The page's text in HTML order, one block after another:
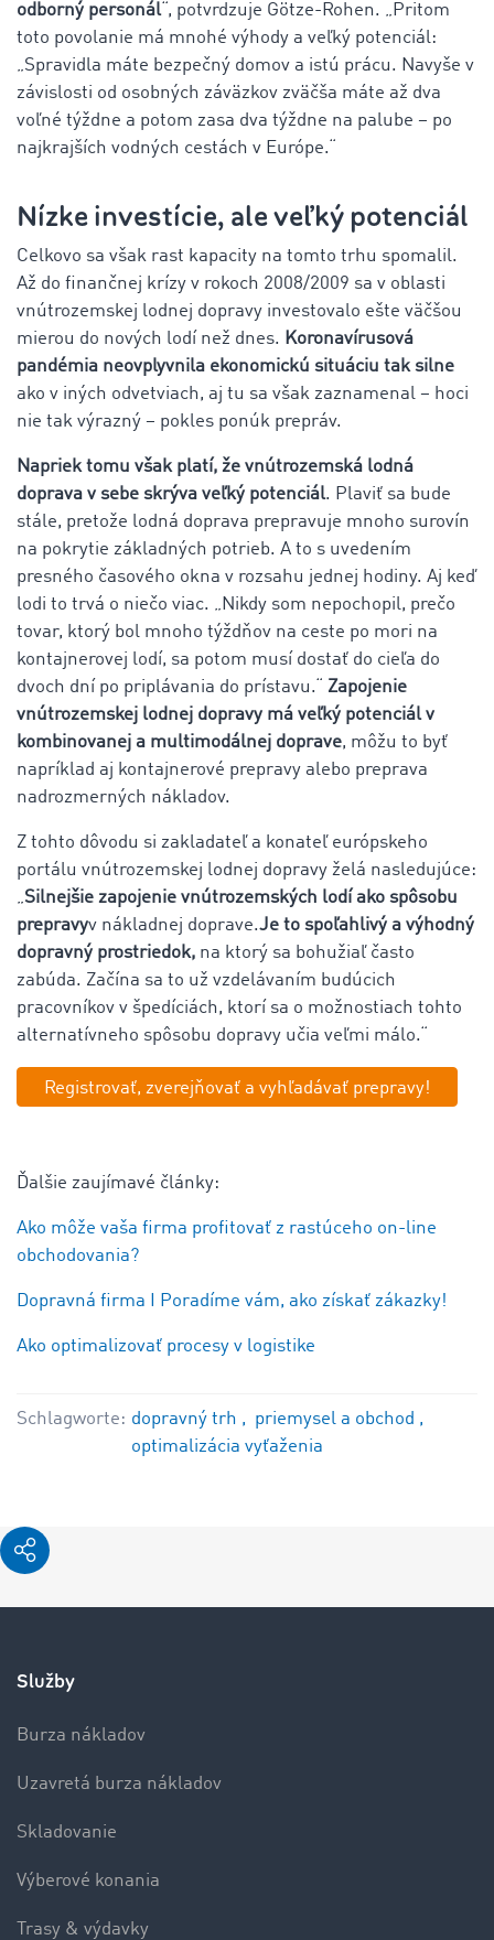
odborný personál“, potvrdzuje Götze-Rohen. „Pritom
toto povolanie má mnohé výhody a veľký potenciál:
„Spravidla máte bezpečný domov a istú prácu. Navyše v
závislosti od osobných záväzkov zväčša máte až dva
voľné týždne a potom zasa dva týždne na palube – po
najkrajších vodných cestách v Európe.“
Nízke investície, ale veľký potenciál
Celkovo sa však rast kapacity na tomto trhu spomalil.
Až do finančnej krízy v rokoch 2008/2009 sa v oblasti
vnútrozemskej lodnej dopravy investovalo ešte väčšou
mierou do nových lodí než dnes. Koronavírusová
pandémia neovplyvnila ekonomickú situáciu tak silne
ako v iných odvetviach, aj tu sa však zaznamenal – hoci
nie tak výrazný – pokles ponúk prepráv.
Napriek tomu však platí, že vnútrozemská lodná
doprava v sebe skrýva veľký potenciál. Plaviť sa bude
stále, pretože lodná doprava prepravuje mnoho surovín
na pokrytie základných potrieb. A to s uvedením
presného časového okna v rozsahu jednej hodiny. Aj keď
lodi to trvá o niečo viac. „Nikdy som nepochopil, prečo
tovar, ktorý bol mnoho týždňov na ceste po mori na
kontajnerovej lodí, sa potom musí dostať do cieľa do
dvoch dní po priplávania do prístavu.“ Zapojenie
vnútrozemskej lodnej dopravy má veľký potenciál v
kombinovanej a multimodálnej doprave, môžu to byť
napríklad aj kontajnerové prepravy alebo preprava
nadrozmerných nákladov.
Z tohto dôvodu si zakladateľ a konateľ európskeho
portálu vnútrozemskej lodnej dopravy želá nasledujúce:
„Silnejšie zapojenie vnútrozemských lodí ako spôsobu
prepravyv nákladnej doprave.Je to spoľahlivý a výhodný
dopravný prostriedok, na ktorý sa bohužiaľ často
zabúda. Začína sa to už vzdelávaním budúcich
pracovníkov v špedíciách, ktorí sa o možnostiach tohto
alternatívneho spôsobu dopravy učia veľmi málo.“
Registrovať, zverejňovať a vyhľadávať prepravy!
Ďalšie zaujímavé články:
Ako môže vaša firma profitovať z rastúceho on-line
obchodovania?
Dopravná firma I Poradíme vám, ako získať zákazky!
Ako optimalizovať procesy v logistike
Schlagworte: dopravný trh
priemysel a obchod
optimalizácia vyťaženia
Služby
Burza nákladov
Uzavretá burza nákladov
Skladovanie
Výberové konania
Trasy & výdavky